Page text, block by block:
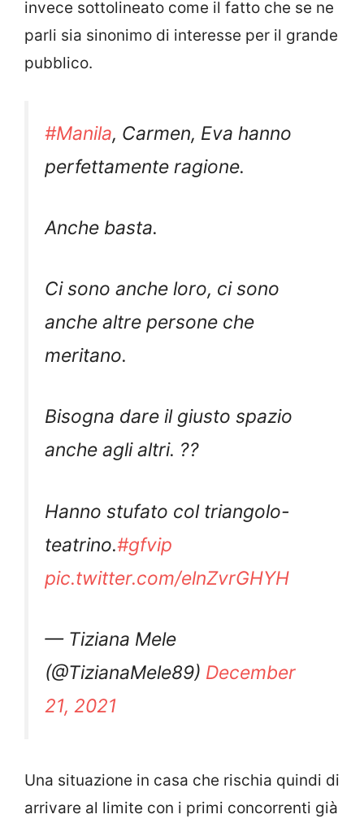
invece sottolineato come il fatto che se ne
parli sia sinonimo di interesse per il grande
pubblico.
#Manila, Carmen, Eva hanno
perfettamente ragione.
Anche basta.
Ci sono anche loro, ci sono
anche altre persone che
meritano.
Bisogna dare il giusto spazio
anche agli altri. ??
Hanno stufato col triangolo-
teatrino.#gfvip
pic.twitter.com/elnZvrGHYH
— Tiziana Mele
(@TizianaMele89) December
21, 2021
Una situazione in casa che rischia quindi di
arrivare al limite con i primi concorrenti già